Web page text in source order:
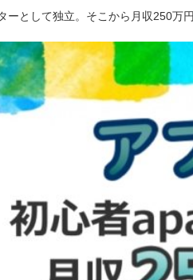
として独立。そこから月収250万